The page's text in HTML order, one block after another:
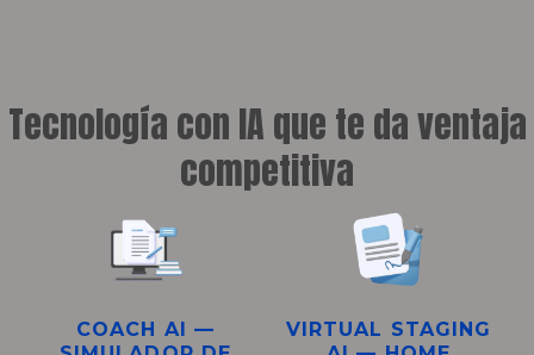
Tecnología con IA que te da ventaja
competitiva
COACH AI —
VIRTUAL STAGING